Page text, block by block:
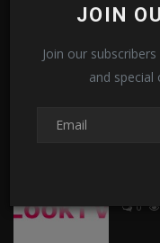
JOIN
Join our
and special
0